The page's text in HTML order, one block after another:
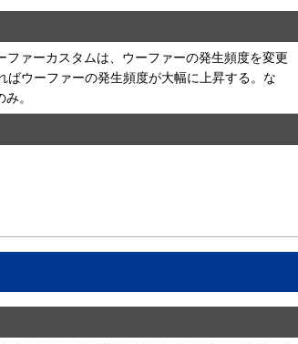
ファーカスタムは、ウーファーの発生頻度を変更
ばウーファーの発生頻度が大幅に上昇する。な
。